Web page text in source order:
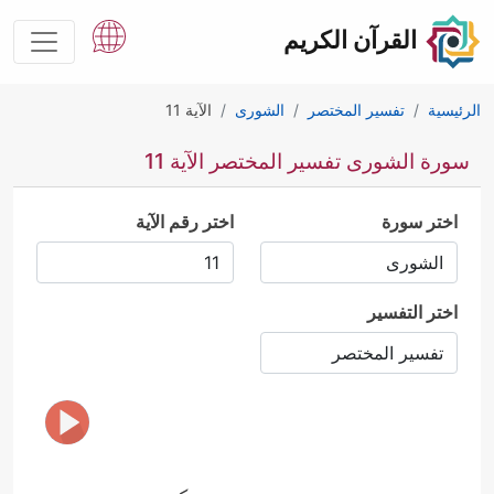
القرآن الكريم
الرئيسية تفسير المختصر الشورى الآية 11
سورة الشورى تفسير المختصر الآية 11
اختر سورة اختر رقم الآية
اختر التفسير